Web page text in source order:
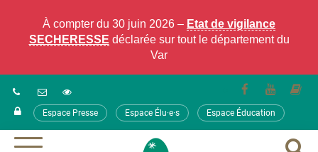
À compter du 30 juin 2026 – Etat de vigilance
SECHERESSE déclarée sur tout le département du
Var
Lien
le
Facebook
Lien
la
Youtube
Espace Presse Espace Élu·e·s Espace Éducation
Aller